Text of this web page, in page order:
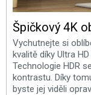
Špičkový 4K
Vychutnejte si
kvalitě díky Ultra
Technologie HDR
kontrastu. Díky
byste jej viděli